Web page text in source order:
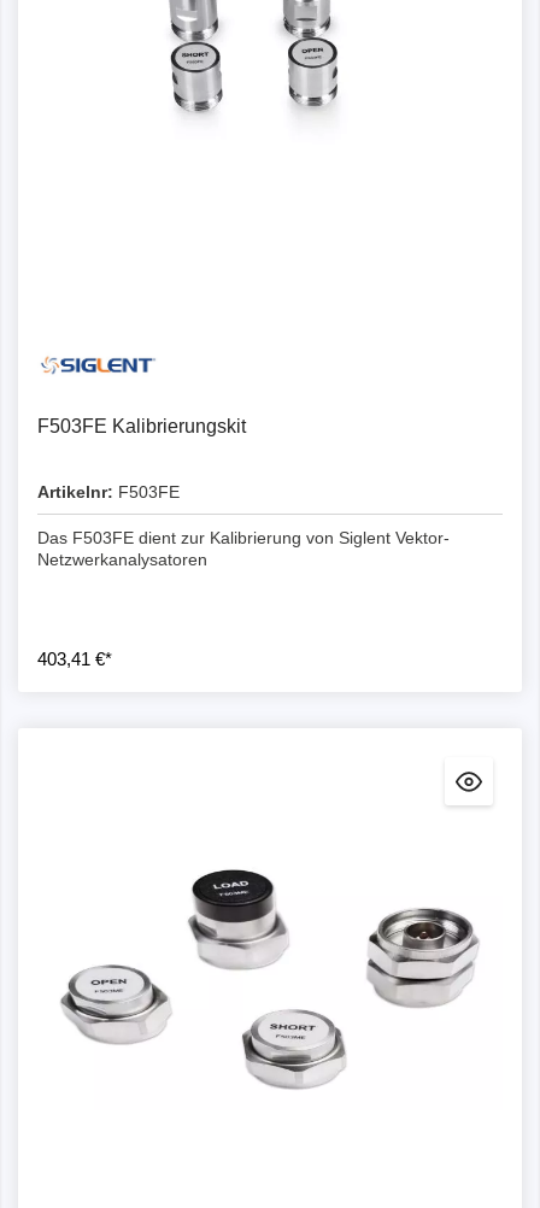
F503FE Kalibrierungskit
Artikelnr: F503FE
Das F503FE dient zur Kalibrierung von Siglent Vektor-
Netzwerkanalysatoren
403,41 €*